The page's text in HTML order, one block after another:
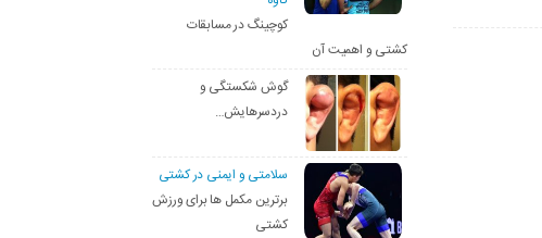
کوچینگ در مسابقات
کشتی و اهمیت آن
گوش شکستگی و
دردسرهایش…
سلامتی و ایمنی در کشتی
برترین مکمل ها برای ورزش
کشتی